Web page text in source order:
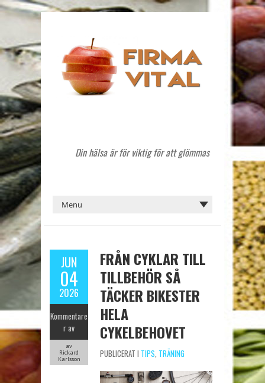
Din hälsa är för viktig för att glömmas
JUN
04
2026
Kommentare
r av
av
Rickard
Karlsson
FRÅN CYKLAR TILL
TILLBEHÖR SÅ
TÄCKER BIKESTER
HELA
CYKELBEHOVET
PUBLICERAT I TIPS TRÄNING